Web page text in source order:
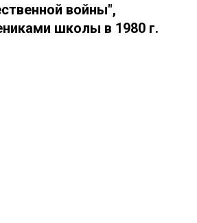
войны",
школы в 1980 г.